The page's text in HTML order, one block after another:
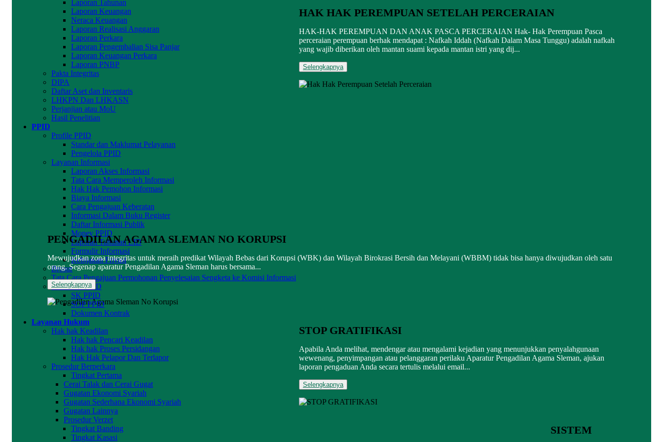
Laporan Tahunan
Laporan Keuangan
Neraca Keuangan
Laporan Realisasi Anggaran
Laporan Perkara
Laporan Pengembalian Sisa Panjar
Laporan Keuangan Perkara
Laporan PNBP
Pakta Integritas
DIPA
Daftar Aset dan Inventaris
LHKPN Dan LHKASN
Perjanjian atau MoU
Hasil Penelitian
PPID
Profile PPID
Standar dan Maklumat Pelayanan
Pengelola PPID
Layanan Informasi
Laporan Akses Informasi
Tata Cara Memperoleh Informasi
Hak Hak Pemohon Informasi
Biaya Informasi
Cara Pengajuan Keberatan
Informasi Dalam Buku Register
Daftar Informasi Publik
Monev PPID
Laporan Tahunan LID
Formulir Informasi
Kebijakan Privasi
Brosur
Tata Cara Pengajuan Permohonan Penyelesaian Sengketa ke Komisi Informasi
Dokumen PPID
SK PPID
SOP PPID
Dokumen Kontrak
Layanan Hukum
Hak hak Keadilan
Hak hak Pencari Keadilan
Hak hak Proses Persidangan
Hak Hak Pelapor Dan Terlapor
Prosedur Berperkara
Tingkat Pertama
Cerai Talak dan Cerai Gugat
Gugatan Ekonomi Syariah
Gugatan Sederhana Ekonomi Syariah
Gugatan Lainnya
Prosedur Verzet
Tingkat Banding
Tingkat Kasasi
HAK HAK PEREMPUAN SETELAH PERCERAIAN
HAK-HAK PEREMPUAN DAN ANAK PASCA PERCERAIAN Hak- Hak Perempuan Pasca
perceraian perempuan berhak mendapat : Nafkah Iddah (Nafkah Dalam Masa Tunggu) adalah nafkah
yang wajib diberikan oleh mantan suami kepada mantan istri yang dij...
Selengkapnya
PENGADILAN AGAMA SLEMAN NO KORUPSI
Mewujudkan zona integritas untuk meraih predikat Wilayah Bebas dari Korupsi (WBK) dan Wilayah Birokrasi Bersih dan Melayani (WBBM) tidak bisa hanya diwujudkan oleh satu
orang. Segenap aparatur Pengadilan Agama Sleman harus bersama...
Selengkapnya
STOP GRATIFIKASI
Apabila Anda melihat, mendengar atau mengalami kejadian yang menunjukkan penyalahgunaan
wewenang, penyimpangan atau pelanggaran perilaku Aparatur Pengadilan Agama Sleman, ajukan
laporan pengaduan Anda secara tertulis melalui email...
Selengkapnya
SISTEM